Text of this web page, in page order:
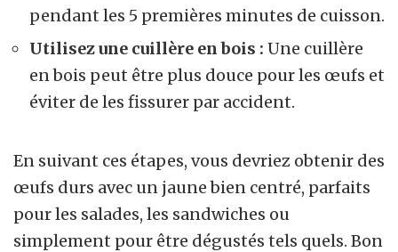
pendant les 5 premières minutes de cuisson.
Utilisez une cuillère en bois : Une cuillère
en bois peut être plus douce pour les œufs et
éviter de les fissurer par accident.
En suivant ces étapes, vous devriez obtenir des
œufs durs avec un jaune bien centré, parfaits
pour les salades, les sandwiches ou
simplement pour être dégustés tels quels. Bon